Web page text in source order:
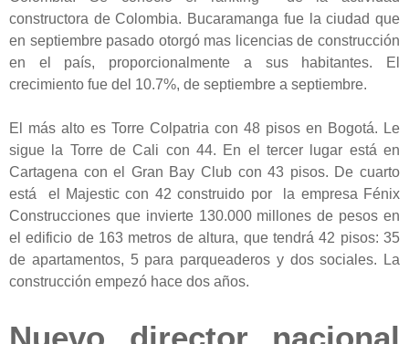
constructora de Colombia. Bucaramanga fue la ciudad que
en septiembre pasado otorgó mas licencias de construcción
en el país, proporcionalmente a sus habitantes. El
crecimiento fue del 10.7%, de septiembre a septiembre.
El más alto es Torre Colpatria con 48 pisos en Bogotá. Le
sigue la Torre de Cali con 44. En el tercer lugar está en
Cartagena con el Gran Bay Club con 43 pisos. De cuarto
está el Majestic con 42 construido por la empresa Fénix
Construcciones que invierte 130.000 millones de pesos en
el edificio de 163 metros de altura, que tendrá 42 pisos: 35
de apartamentos, 5 para parqueaderos y dos sociales. La
construcción empezó hace dos años.